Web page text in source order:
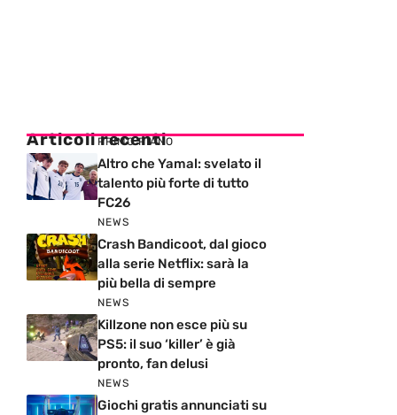
Articoli recenti
PRIMO PIANO
Altro che Yamal: svelato il
talento più forte di tutto
FC26
NEWS
Crash Bandicoot, dal gioco
alla serie Netflix: sarà la
più bella di sempre
NEWS
Killzone non esce più su
PS5: il suo ‘killer’ è già
pronto, fan delusi
NEWS
Giochi gratis annunciati su